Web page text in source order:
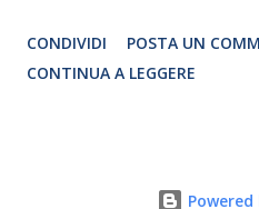
programmazione del Rotary
i quaranta anni di attività.
CONDIVIDI
POSTA UN
CONTINUA A LEGGERE